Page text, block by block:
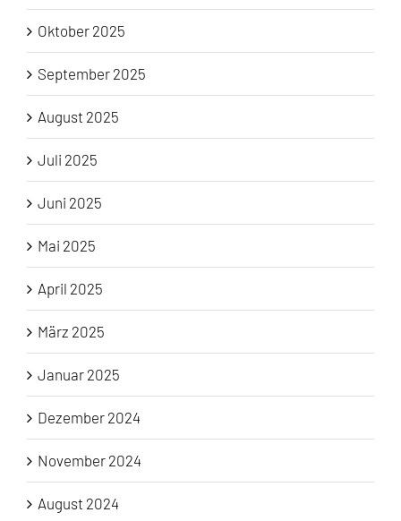
Oktober 2025
September 2025
August 2025
Juli 2025
Juni 2025
Mai 2025
April 2025
März 2025
Januar 2025
Dezember 2024
November 2024
August 2024